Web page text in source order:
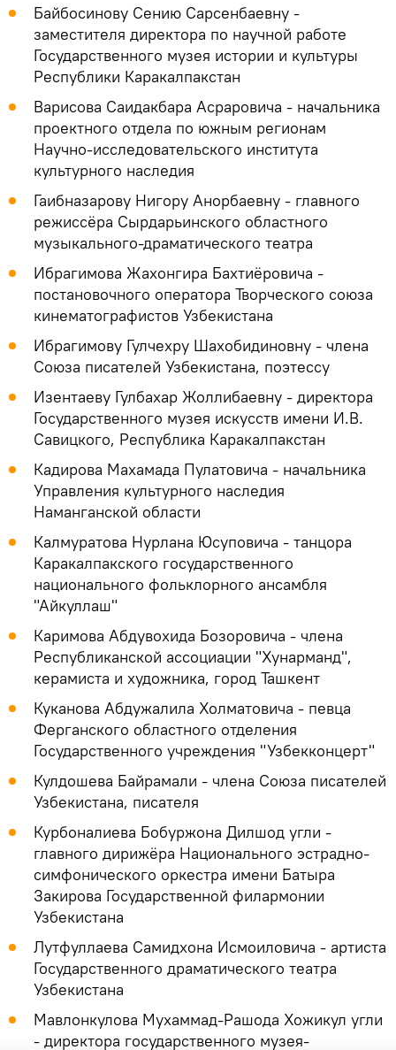
Байбосинову Сению Сарсенбаевну -
заместителя директора по научной работе
Государственного музея истории и культуры
Республики Каракалпакстан
Варисова Саидакбара Асраровича - начальника
проектного отдела по южным регионам
Научно-исследовательского института
культурного наследия
Гаибназарову Нигору Анорбаевну - главного
режиссёра Сырдарьинского областного
музыкального-драматического театра
Ибрагимова Жахонгира Бахтиёровича -
постановочного оператора Творческого союза
кинематографистов Узбекистана
Ибрагимову Гулчехру Шахобидиновну - члена
Союза писателей Узбекистана, поэтессу
Изентаеву Гулбахар Жоллибаевну - директора
Государственного музея искусств имени И.В.
Савицкого, Республика Каракалпакстан
Кадирова Махамада Пулатовича - начальника
Управления культурного наследия
Наманганской области
Калмуратова Нурлана Юсуповича - танцора
Каракалпакского государственного
национального фольклорного ансамбля
"Айкуллаш"
Каримова Абдувохида Бозоровича - члена
Республиканской ассоциации "Хунарманд",
керамиста и художника, город Ташкент
Куканова Абдужалила Холматовича - певца
Ферганского областного отделения
Государственного учреждения "Узбекконцерт"
Кулдошева Байрамали - члена Союза писателей
Узбекистана, писателя
Курбоналиева Бобуржона Дилшод угли -
главного дирижёра Национального эстрадно-
симфонического оркестра имени Батыра
Закирова Государственной филармонии
Узбекистана
Лутфуллаева Самидхона Исмоиловича - артиста
Государственного драматического театра
Узбекистана
Мавлонкулова Мухаммад-Рашода Хожикул угли
- директора государственного музея-